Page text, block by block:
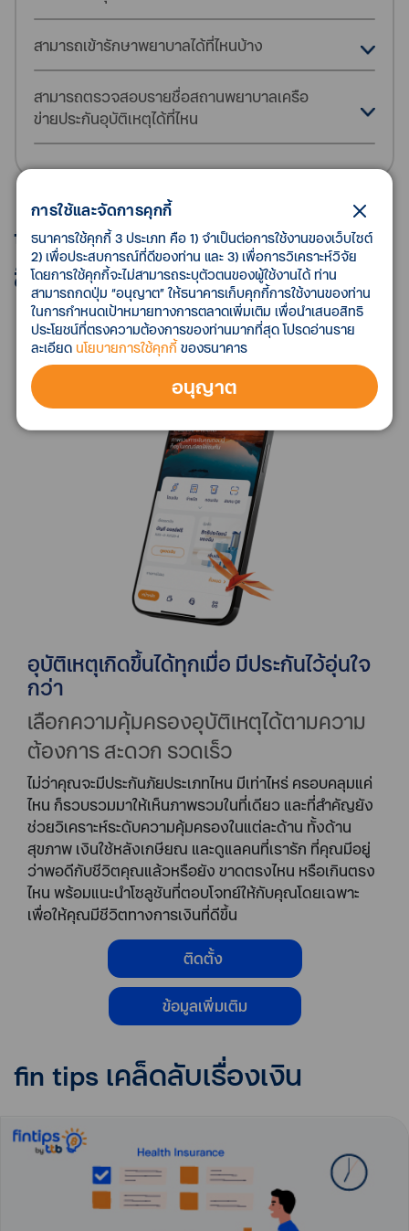
สามารถเข้ารักษาพยาบาลได้ที่ไหนบ้าง
สามารถตรวจสอบรายชื่อสถานพยาบาลเครือ
ข่ายประกันอุบัติเหตุได้ที่ไหน
ttb touch การเงินรอบด้านของ
ชีวิต ดีขึ้นได้
อุบัติเหตุเกิดขึ้นได้ทุกเมื่อ มีประกันไว้อุ่นใจ
กว่า
เลือกความคุ้มครองอุบัติเหตุได้ตามความ
ต้องการ สะดวก รวดเร็ว
ไม่ว่าคุณจะมีประกันภัยประเภทไหน มีเท่าไหร่ ครอบคลุมแค่
ไหน ก็รวบรวมมาให้เห็นภาพรวมในที่เดียว และที่สำคัญยัง
ช่วยวิเคราะห์ระดับความคุ้มครองในแต่ละด้าน ทั้งด้าน
สุขภาพ เงินใช้หลังเกษียณ และดูแลคนที่เรารัก ที่คุณมีอยู่
ว่าพอดีกับชีวิตคุณแล้วหรือยัง ขาดตรงไหน หรือเกินตรง
ไหน พร้อมแนะนำโซลูชันที่ตอบโจทย์ให้กับคุณโดยเฉพาะ
เพื่อให้คุณมีชีวิตทางการเงินที่ดีขึ้น
ติดตั้ง
ข้อมูลเพิ่มเติม
fin tips เคล็ดลับเรื่องเงิน
การใช้และจัดการคุกกี้
ธนาคารใช้คุกกี้ 3 ประเภท คือ 1) จำเป็นต่อการใช้งานของเว็บไซต์
2) เพื่อประสบการณ์ที่ดีของท่าน และ 3) เพื่อการวิเคราะห์วิจัย
โดยการใช้คุกกี้จะไม่สามารถระบุตัวตนของผู้ใช้งานได้ ท่าน
สามารถกดปุ่ม “อนุญาต” ให้ธนาคารเก็บคุกกี้การใช้งานของท่าน
ในการกำหนดเป้าหมายทางการตลาดเพิ่มเติม เพื่อนำเสนอสิทธิ
ประโยชน์ที่ตรงความต้องการของท่านมากที่สุด โปรดอ่านราย
ละเอียด นโยบายการใช้คุกกี้ ของธนาคาร
อนุญาต